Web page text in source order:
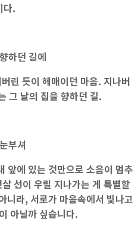
다.
하던 길에
린 듯이 헤매이던 마음. 지나버
그 날의 집을 향하던 길.
부셔
앞에 있는 것만으로 소음이 멈추
선이 우릴 지나가는 게 특별할
니라, 서로가 마음속에서 빛나고
아닐까 싶습니다.